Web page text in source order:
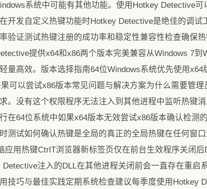
系统中可能有其他功能。使用Hotkey Detective
开发自定义热键功能时Hotkey Detective是绝佳的调试
验证测试热键注册的成功率和稳定性兼容性检查确保
提供x64和x86两个版本完美兼容从Windows 7到
量高效。版本选择指南64位Windows系统优先使用x64
可以尝试x86版本常见问题与解决方案为什么需要管
。没有这个权限程序无法注入到其他进程中监听热键
在64位系统中如果x64版本无效尝试x86版本确认检测
测试如何确认热键是全局的真正的全局热键在任何窗
用热键CtrlT浏览器新标签页仅在前台生效程序关闭后
注入的DLL在其他进程关闭前会一直存在重启
技巧与最佳实践定期系统检查建议每季度使用Hotkey